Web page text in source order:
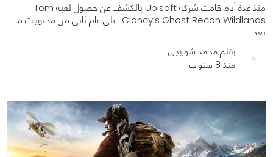
منذ عدة أيام قامت شركة Ubisoft بالكشف عن حصول لعبة Tom
Clancy’s Ghost Recon Wildlands علي عام ثاني من محتويات ما
بعد
بقلم محمد شوربجي
منذ 8 سنوات